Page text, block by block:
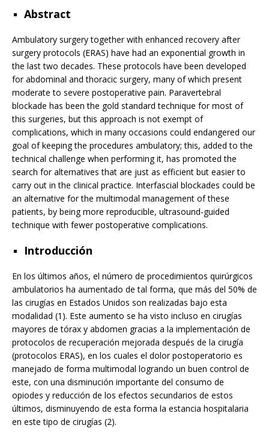
Abstract
Ambulatory surgery together with enhanced recovery after
surgery protocols (ERAS) have had an exponential growth in
the last two decades. These protocols have been developed
for abdominal and thoracic surgery, many of which present
moderate to severe postoperative pain. Paravertebral
blockade has been the gold standard technique for most of
this surgeries, but this approach is not exempt of
complications, which in many occasions could endangered our
goal of keeping the procedures ambulatory; this, added to the
technical challenge when performing it, has promoted the
search for alternatives that are just as efficient but easier to
carry out in the clinical practice. Interfascial blockades could be
an alternative for the multimodal management of these
patients, by being more reproducible, ultrasound-guided
technique with fewer postoperative complications.
Introducción
En los últimos años, el número de procedimientos quirúrgicos
ambulatorios ha aumentado de tal forma, que más del 50% de
las cirugías en Estados Unidos son realizadas bajo esta
modalidad (1). Este aumento se ha visto incluso en cirugías
mayores de tórax y abdomen gracias a la implementación de
protocolos de recuperación mejorada después de la cirugía
(protocolos ERAS), en los cuales el dolor postoperatorio es
manejado de forma multimodal logrando un buen control de
este, con una disminución importante del consumo de
opiodes y reducción de los efectos secundarios de estos
últimos, disminuyendo de esta forma la estancia hospitalaria
en este tipo de cirugías (2).